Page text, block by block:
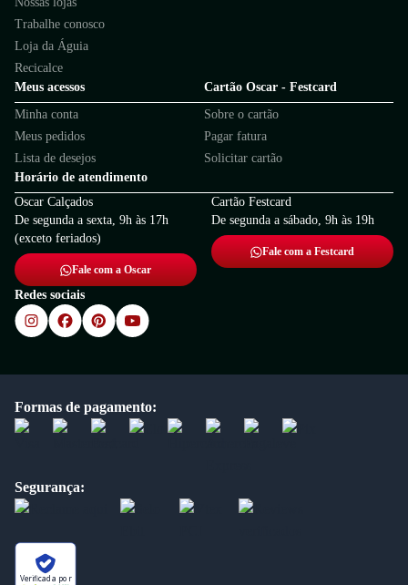
Trabalhe conosco
Loja da Águia
Recicalce
Meus acessos
Minha conta
Meus pedidos
Lista de desejos
Cartão Oscar - Festcard
Sobre o cartão
Pagar fatura
Solicitar cartão
Horário de atendimento
Oscar Calçados
De segunda a sexta, 9h às 17h
(exceto feriados)
Fale com a Oscar
Cartão Festcard
De segunda a sábado, 9h às 19h
Fale com a Festcard
Redes sociais
Formas de pagamento:
Segurança:
Verificada por